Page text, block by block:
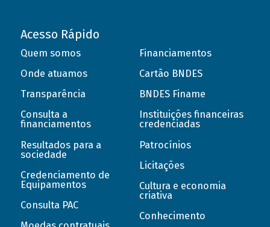
Acesso Rápido
Quem somos
Onde atuamos
Transparência
Consulta a
financiamentos
Resultados para a
sociedade
Credenciamento de
Equipamentos
Consulta PAC
Financiamentos
Cartão BNDES
BNDES Finame
Instituições financeiras
credenciadas
Patrocínios
Licitações
Cultura e economia
criativa
Conhecimento